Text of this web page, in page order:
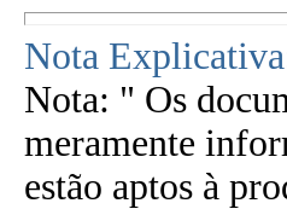
Nota
Nota: " Os
meramente
estão aptos à